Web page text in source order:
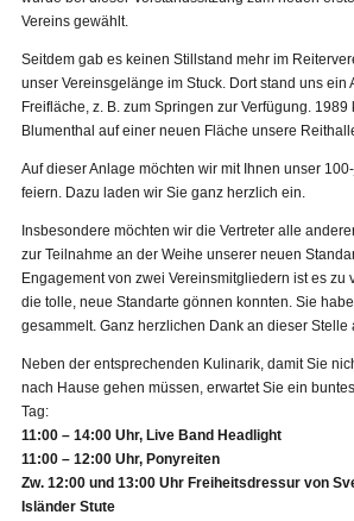
Vereins gewählt.
Seitdem gab es keinen Stillstand mehr im
unser Vereinsgelänge im Stuck. Dort stand uns ein
Freifläche, z. B. zum Springen zur Verfügung. 1989
Blumenthal auf einer neuen Fläche unsere
Auf dieser Anlage möchten wir mit Ihnen unser
feiern. Dazu laden wir Sie ganz herzlich ein.
Insbesondere möchten wir die Vertreter alle
zur Teilnahme an der Weihe unserer neuen
Engagement von zwei Vereinsmitgliedern ist es zu
die tolle, neue Standarte gönnen konnten. Sie
gesammelt. Ganz herzlichen Dank an dieser Stelle
Neben der entsprechenden Kulinarik, damit Sie
nach Hause gehen müssen, erwartet Sie ein
Tag:
11:00 – 14:00 Uhr, Live Band Headlight
11:00 – 12:00 Uhr, Ponyreiten
Zw. 12:00 und 13:00 Uhr Freiheitsdressur von
Isländer Stute